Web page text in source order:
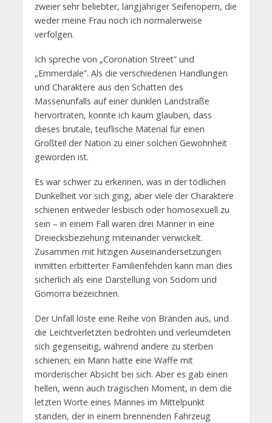
zweier sehr beliebter, langjähriger Seifenopern, die
weder meine Frau noch ich normalerweise
verfolgen.
Ich spreche von „Coronation Street” und
„Emmerdale”. Als die verschiedenen Handlungen
und Charaktere aus den Schatten des
Massenunfalls auf einer dunklen Landstraße
hervortraten, konnte ich kaum glauben, dass
dieses brutale, teuflische Material für einen
Großteil der Nation zu einer solchen Gewohnheit
geworden ist.
Es war schwer zu erkennen, was in der tödlichen
Dunkelheit vor sich ging, aber viele der Charaktere
schienen entweder lesbisch oder homosexuell zu
sein – in einem Fall waren drei Männer in eine
Dreiecksbeziehung miteinander verwickelt.
Zusammen mit hitzigen Auseinandersetzungen
inmitten erbitterter Familienfehden kann man dies
sicherlich als eine Darstellung von Sodom und
Gomorra bezeichnen.
Der Unfall löste eine Reihe von Bränden aus, und
die Leichtverletzten bedrohten und verleumdeten
sich gegenseitig, während andere zu sterben
schienen; ein Mann hatte eine Waffe mit
mörderischer Absicht bei sich. Aber es gab einen
hellen, wenn auch tragischen Moment, in dem die
letzten Worte eines Mannes im Mittelpunkt
standen, der in einem brennenden Fahrzeug